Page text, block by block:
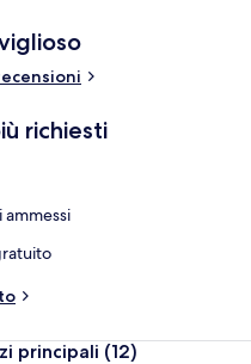
richiesti
ammessi
principali (12)